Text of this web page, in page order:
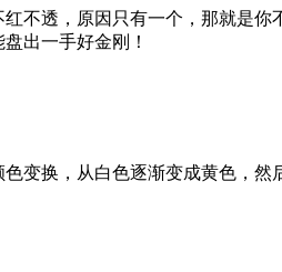
不透，原因只有一个，那就是
出一手好金刚！
变换，从白色逐渐变成黄色，